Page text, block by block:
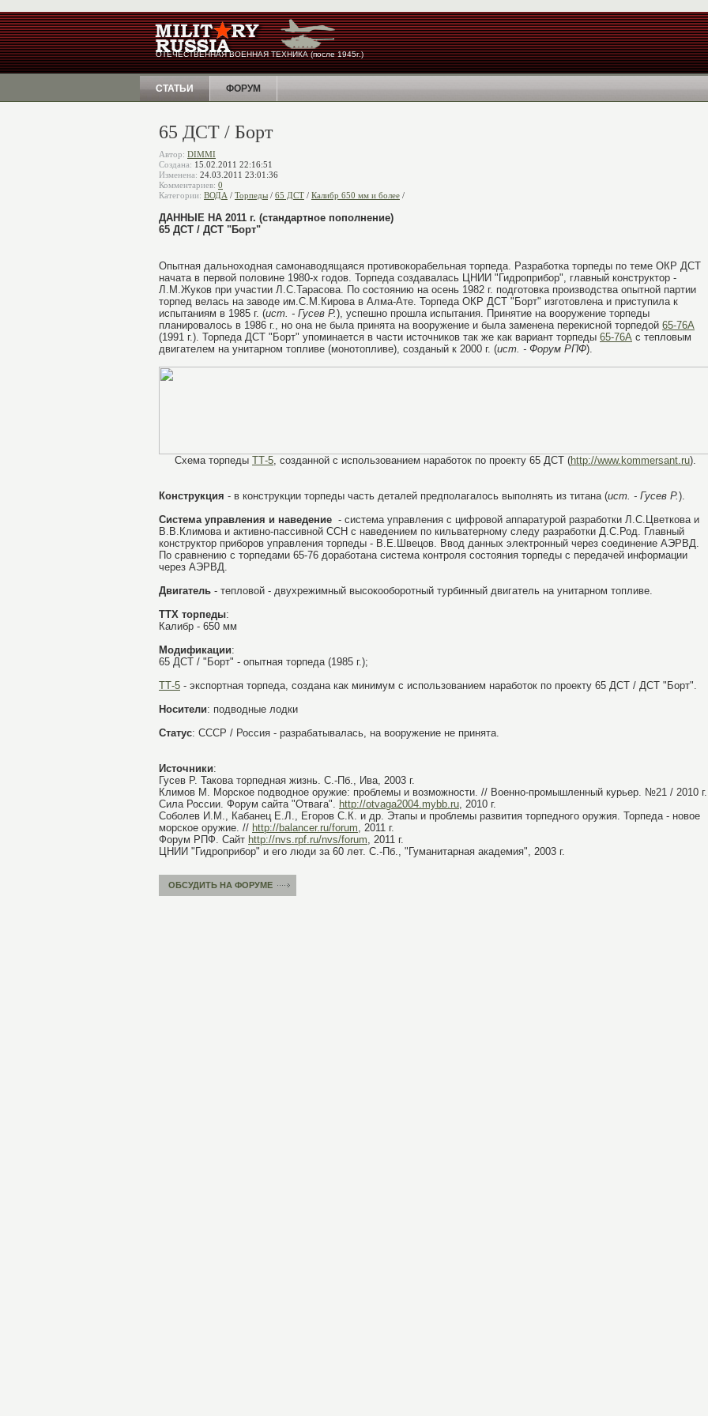
ОТЕЧЕСТВЕННАЯ ВОЕННАЯ ТЕХНИКА (после 1945г.)
СТАТЬИ ФОРУМ
65 ДСТ / Борт
Автор: DIMMI
Создана: 15.02.2011 22:16:51
Изменена: 24.03.2011 23:01:36
Комментариев: 0
Категории: ВОДА / Торпеды / 65 ДСТ / Калибр 650 мм и более /
ДАННЫЕ НА 2011 г. (стандартное пополнение)
65 ДСТ / ДСТ "Борт"
Опытная дальноходная самонаводящаяся противокорабельная торпеда. Разработка торпеды по теме ОКР ДСТ
начата в первой половине 1980-х годов. Торпеда создавалась ЦНИИ "Гидроприбор", главный конструктор -
Л.М.Жуков при участии Л.С.Тарасова. По состоянию на осень 1982 г. подготовка производства опытной партии
торпед велась на заводе им.С.М.Кирова в Алма-Ате. Торпеда ОКР ДСТ "Борт" изготовлена и приступила к
испытаниям в 1985 г. (ист. - Гусев Р.), успешно прошла испытания. Принятие на вооружение торпеды
планировалось в 1986 г., но она не была принята на вооружение и была заменена перекисной торпедой 65-76А
(1991 г.). Торпеда ДСТ "Борт" упоминается в части источников так же как вариант торпеды 65-76А с тепловым
двигателем на унитарном топливе (монотопливе), созданый к 2000 г. (ист. - Форум РПФ).
Схема торпеды ТТ-5, созданной с использованием наработок по проекту 65 ДСТ (http://www.kommersant.ru).
Конструкция - в конструкции торпеды часть деталей предполагалось выполнять из титана (ист. - Гусев Р.).
Система управления и наведение - система управления с цифровой аппаратурой разработки Л.С.Цветкова и
В.В.Климова и активно-пассивной ССН с наведением по кильватерному следу разработки Д.С.Род. Главный
конструктор приборов управления торпеды - В.Е.Швецов. Ввод данных электронный через соединение АЭРВД.
По сравнению с торпедами 65-76 доработана система контроля состояния торпеды с передачей информации
через АЭРВД.
Двигатель - тепловой - двухрежимный высокооборотный турбинный двигатель на унитарном топливе.
ТТХ торпеды:
Калибр - 650 мм
Модификации:
65 ДСТ / "Борт" - опытная торпеда (1985 г.);
ТТ-5 - экспортная торпеда, создана как минимум с использованием наработок по проекту 65 ДСТ / ДСТ "Борт".
Носители: подводные лодки
Статус: СССР / Россия - разрабатывалась, на вооружение не принята.
Источники:
Гусев Р. Такова торпедная жизнь. С.-Пб., Ива, 2003 г.
Климов М. Морское подводное оружие: проблемы и возможности. // Военно-промышленный курьер. №21 / 2010 г.
Сила России. Форум сайта "Отвага". http://otvaga2004.mybb.ru, 2010 г.
Соболев И.М., Кабанец Е.Л., Егоров С.К. и др. Этапы и проблемы развития торпедного оружия. Торпеда - новое
морское оружие. // http://balancer.ru/forum, 2011 г.
Форум РПФ. Сайт http://nvs.rpf.ru/nvs/forum, 2011 г.
ЦНИИ "Гидроприбор" и его люди за 60 лет. С.-Пб., "Гуманитарная академия", 2003 г.
ОБСУДИТЬ НА ФОРУМЕ